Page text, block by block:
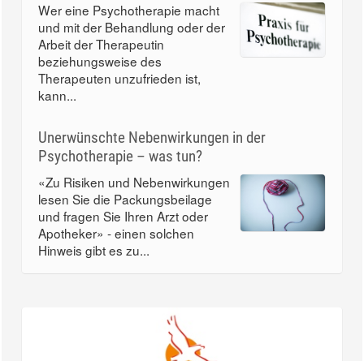
Wer eine Psychotherapie macht
und mit der Behandlung oder der
Arbeit der Therapeutin
beziehungsweise des
Therapeuten unzufrieden ist,
kann...
Unerwünschte Nebenwirkungen in der
Psychotherapie – was tun?
«Zu Risiken und Nebenwirkungen
lesen Sie die Packungsbeilage
und fragen Sie Ihren Arzt oder
Apotheker» - einen solchen
Hinweis gibt es zu...